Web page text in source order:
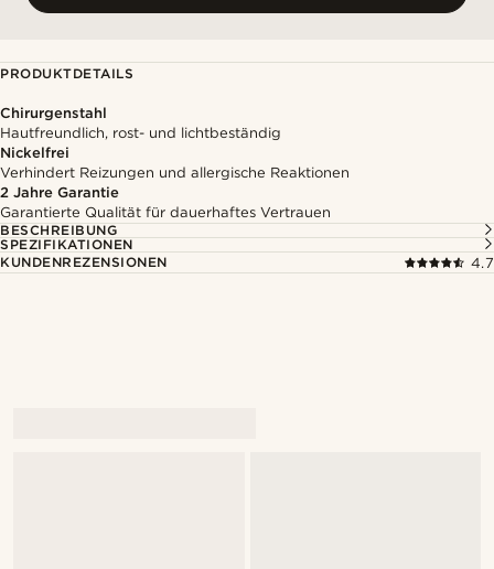
PRODUKTDETAILS
Chirurgenstahl
Hautfreundlich, rost- und lichtbeständig
Nickelfrei
Verhindert Reizungen und allergische Reaktionen
2 Jahre Garantie
Garantierte Qualität für dauerhaftes Vertrauen
BESCHREIBUNG
SPEZIFIKATIONEN
KUNDENREZENSIONEN
4.7